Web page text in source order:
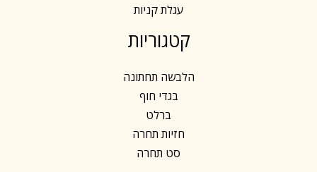
עגלת קניות
קטגוריות
הלבשה תחתונה
בגדי חוף
ברלט
חזיות תחרה
סט תחרה